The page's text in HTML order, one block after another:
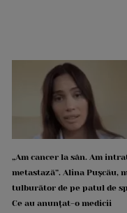
„Am cancer la sân. Am
metastază”. Alina Pușcău,
tulburător de pe patul de
Ce au anunțat-o medicii